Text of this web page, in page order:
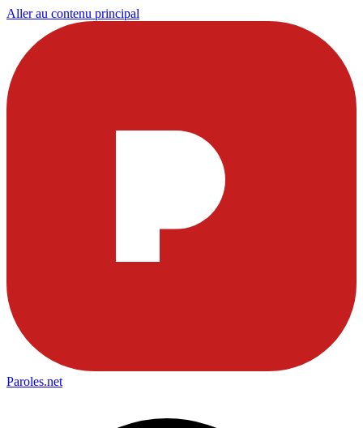
Aller au contenu principal
Paroles.net